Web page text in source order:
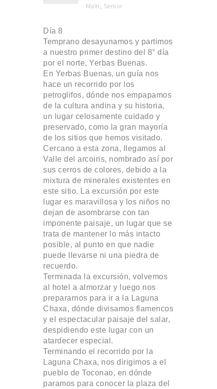
Main Senior
Día 8
Temprano desayunamos y partimos
a nuestro primer destino del 8° día
por el norte, Yerbas Buenas.
En Yerbas Buenas, un guía nos
hace un recorrido por los
petroglifos, dónde nos empapamos
de la cultura andina y su historia,
un lugar celosamente cuidado y
preservado, como la gran mayoría
de los sitios que hemos visitado.
Cercano a esta zona, llegamos al
Valle del arcoiris, nombrado así por
sus cerros de colores, debido a la
mixtura de minerales existentes en
este sitio. La excursión por este
lugar es maravillosa y los niños no
dejan de asombrarse con tan
imponente paisaje, un lugar que se
trata de mantener lo más intacto
posible, al punto en que nadie
puede llevarse ni una piedra de
recuerdo.
Terminada la excursión, volvemos
al hotel a almorzar y luego nos
prepararnos para ir a la Laguna
Chaxa, dónde divisamos flamencos
y el espectacular paisaje del salar,
despidiendo este lugar con un
atardecer especial.
Terminando el recorrido por la
Laguna Chaxa, nos dirigimos a el
pueblo de Toconao, en dónde
paramos para conocer la plaza del